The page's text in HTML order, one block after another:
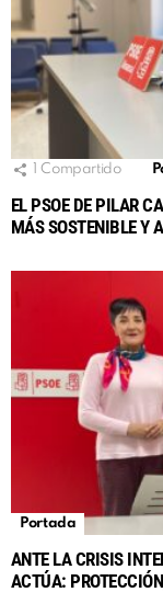
Compartido
EL PSOE DE PILAR
MÁS SOSTENIBLE Y
Portada
ANTE LA CRISIS
ACTÚA: